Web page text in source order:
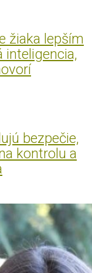
žiaka lepším
inteligencia,
bezpečie,
kontrolu a